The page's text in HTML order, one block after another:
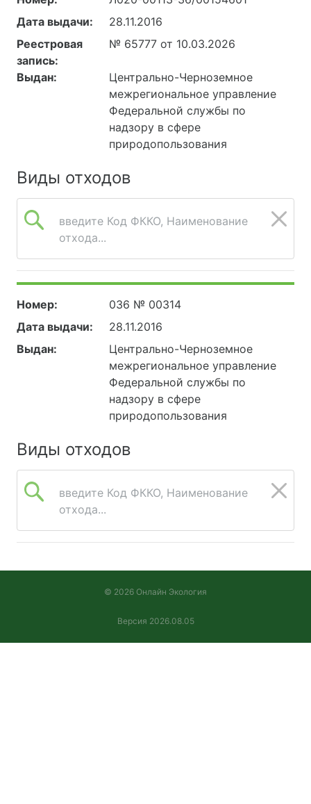
Дата выдачи:
28.11.2016
Реестровая
запись:
№ 65777 от 10.03.2026
Выдан:
Центрально-Черноземное
межрегиональное управление
Федеральной службы по
надзору в сфере
природопользования
Виды отходов
введите Код ФККО, Наименование
отхода...
Номер:
036 № 00314
Дата выдачи:
28.11.2016
Выдан:
Центрально-Черноземное
межрегиональное управление
Федеральной службы по
надзору в сфере
природопользования
Виды отходов
введите Код ФККО, Наименование
отхода...
© 2026 Онлайн Экология
Версия 2026.08.05